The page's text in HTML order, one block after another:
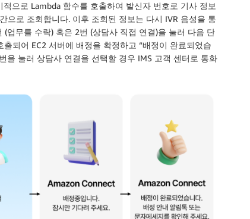
으로 Lambda 함수를 호출하여 발신자 번호로 기사 정보
으로 조회합니다. 이후 조회된 정보는 다시 IVR 음성을 통
업무를 수락) 혹은 2번 (상담사 직접 연결)을 눌러 다음 단
되어 EC2 서버에 배정을 확정하고 “배정이 완료되었습
을 눌러 상담사 연결을 선택할 경우 IMS 고객 센터로 통화